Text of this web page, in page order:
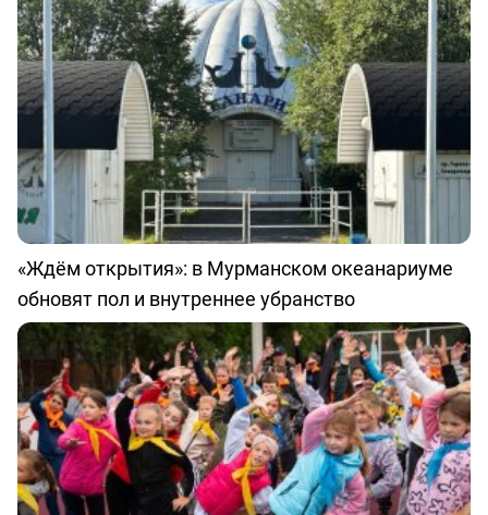
«Ждём открытия»: в Мурманском океанариуме
обновят пол и внутреннее убранство